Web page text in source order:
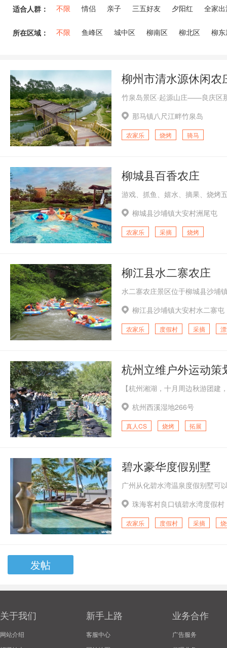
适合人群： 不限 情侣 亲子 三五好友 夕阳红 全家
所在区域： 不限 鱼峰区 城中区 柳南区 柳北区 柳
柳州市清水源休闲农
那马镇八尺江畔竹泉岛
农家乐 烧烤 骑马
柳城县百香农庄
柳城县沙埔镇大安村洲尾屯
农家乐 采摘 烧烤
柳江县水二寨农庄
柳江县沙埔镇大安村水二寨屯
农家乐 度假村 采摘
杭州立维户外运动策
杭州西溪湿地266号
真人CS 烧烤 拓展
碧水豪华度假别墅
珠海客村良口镇碧水湾度假村
农家乐 度假村 采摘
发帖
关于我们
网站介绍
新手上路
客服中心
业务合作
广告服务